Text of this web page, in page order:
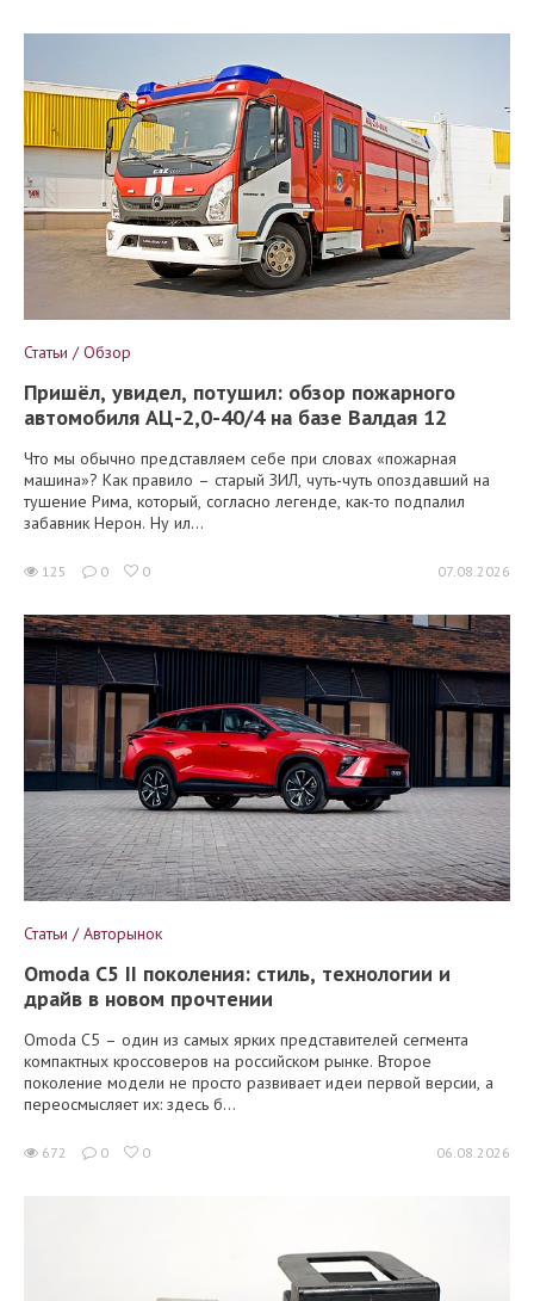
Статьи / Обзор
Пришёл, увидел, потушил: обзор пожарного
автомобиля АЦ-2,0-40/4 на базе Валдая 12
Что мы обычно представляем себе при словах «пожарная
машина»? Как правило – старый ЗИЛ, чуть-чуть опоздавший на
тушение Рима, который, согласно легенде, как-то подпалил
забавник Нерон. Ну ил...
125 0 0 07.08.2026
Статьи / Авторынок
Omoda C5 II поколения: стиль, технологии и
драйв в новом прочтении
Omoda C5 – один из самых ярких представителей сегмента
компактных кроссоверов на российском рынке. Второе
поколение модели не просто развивает идеи первой версии, а
переосмысляет их: здесь б...
672 0 0 06.08.2026